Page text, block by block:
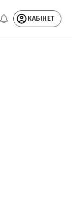
КАБІНЕТ